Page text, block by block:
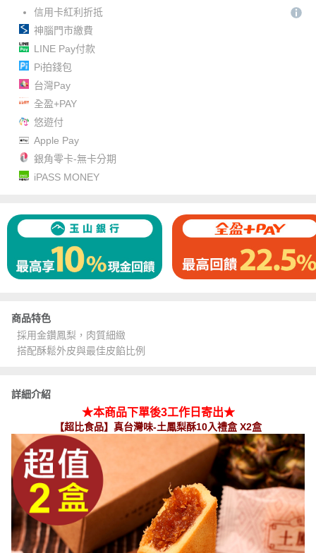
信用卡紅利折抵
神腦門市繳費
LINE Pay付款
Pi拍錢包
台灣Pay
全盈+PAY
悠遊付
Apple Pay
銀角零卡-無卡分期
iPASS MONEY
商品特色
採用金鑽鳳梨，肉質細緻
搭配酥鬆外皮與最佳皮餡比例
詳細介紹
★本商品下單後3工作日寄出★
【超比食品】真台灣味-土鳳梨酥10入禮盒 X2盒